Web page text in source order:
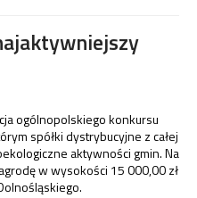
ogólnopolskiego konkursu
spółki dystrybucyjne z całej
aktywności gmin. Na
w wysokości 15 000,00 zł